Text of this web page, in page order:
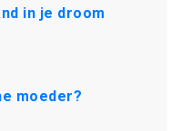
in je droom
moeder?